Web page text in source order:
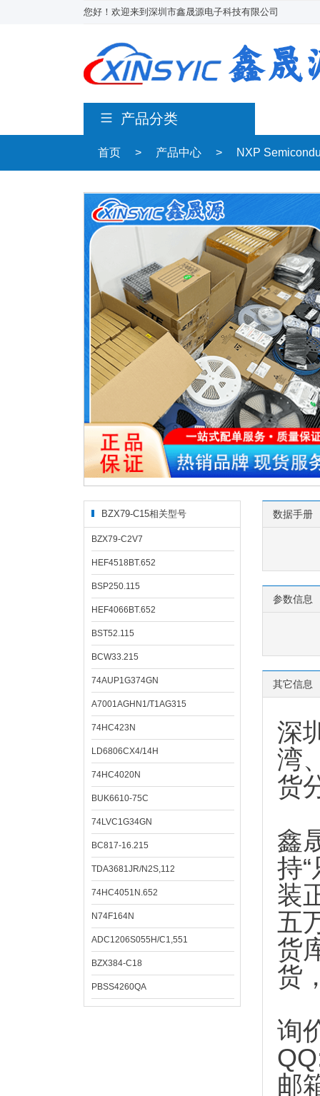
您好！欢迎来到深圳市鑫晟源电子科技有限公司
产品分类
首页 > 产品中心 > NXP
BZX79-C15相关型号
BZX79-C2V7
HEF4518BT.652
BSP250.115
HEF4066BT.652
BST52.115
BCW33.215
74AUP1G374GN
A7001AGHN1/T1AG315
74HC423N
LD6806CX4/14H
74HC4020N
BUK6610-75C
74LVC1G34GN
BC817-16.215
TDA3681JR/N2S,112
74HC4051N.652
N74F164N
ADC1206S055H/C1,551
BZX384-C18
PBSS4260QA
数据手册
参数信息
其它信息
深
湾
货
鑫
持
装
五
货
货
询
邮